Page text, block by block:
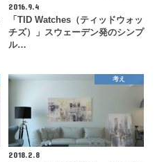
2016.9.4
「TID Watches（ティッドウォッ
チズ）」スウェーデン発のシンプ
ル…
考え
2018.2.8